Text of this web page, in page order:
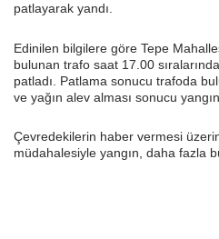
patlayarak yandı.
Edinilen bilgilere göre Tepe
bulunan trafo saat 17.00
patladı. Patlama sonucu trafoda
ve yağın alev alması sonucu
Çevredekilerin haber vermesi
müdahalesiyle yangın, daha fazla